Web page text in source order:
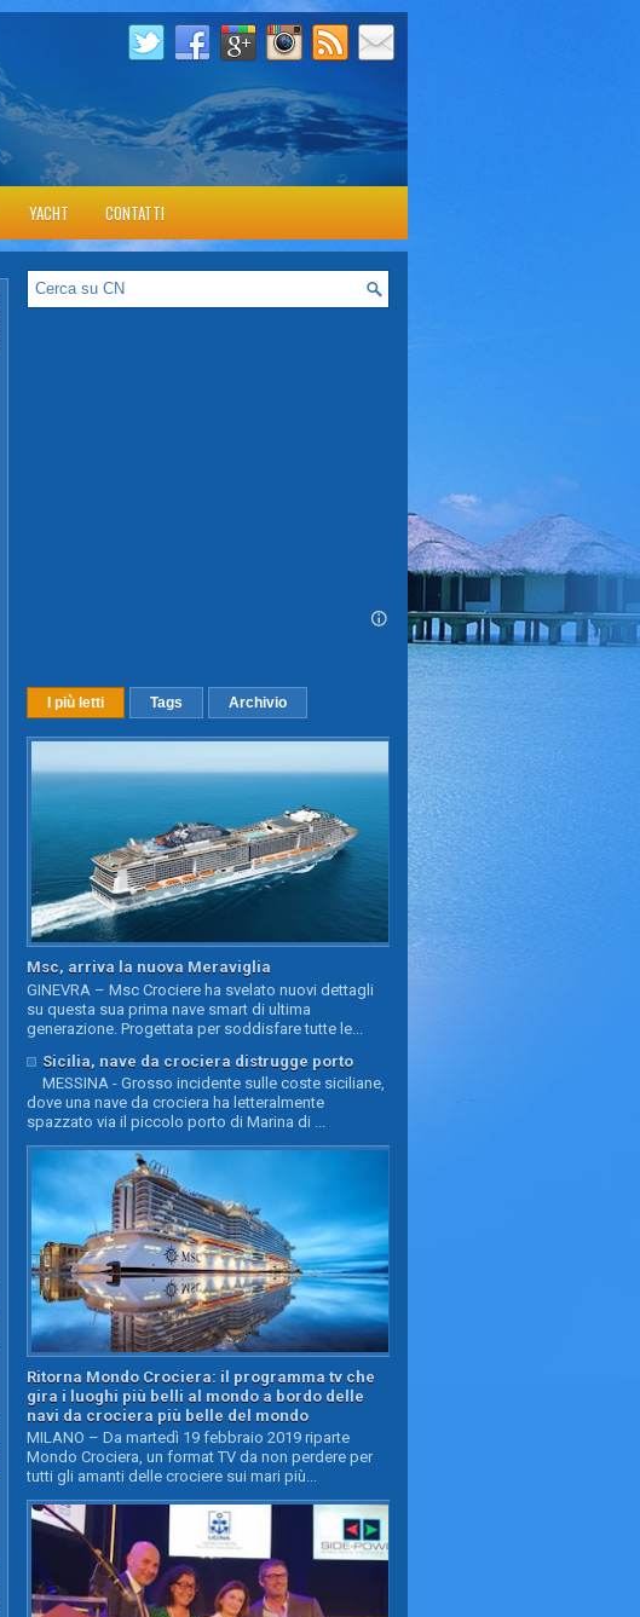
YACHT CONTATTI
I più letti Tags Archivio
Msc, arriva la nuova Meraviglia
GINEVRA – Msc Crociere ha svelato nuovi dettagli
su questa sua prima nave smart di ultima
generazione. Progettata per soddisfare tutte le...
Sicilia, nave da crociera distrugge porto
MESSINA - Grosso incidente sulle coste siciliane,
dove una nave da crociera ha letteralmente
spazzato via il piccolo porto di Marina di ...
Ritorna Mondo Crociera: il programma tv che
gira i luoghi più belli al mondo a bordo delle
navi da crociera più belle del mondo
MILANO – Da martedì 19 febbraio 2019 riparte
Mondo Crociera, un format TV da non perdere per
tutti gli amanti delle crociere sui mari più...